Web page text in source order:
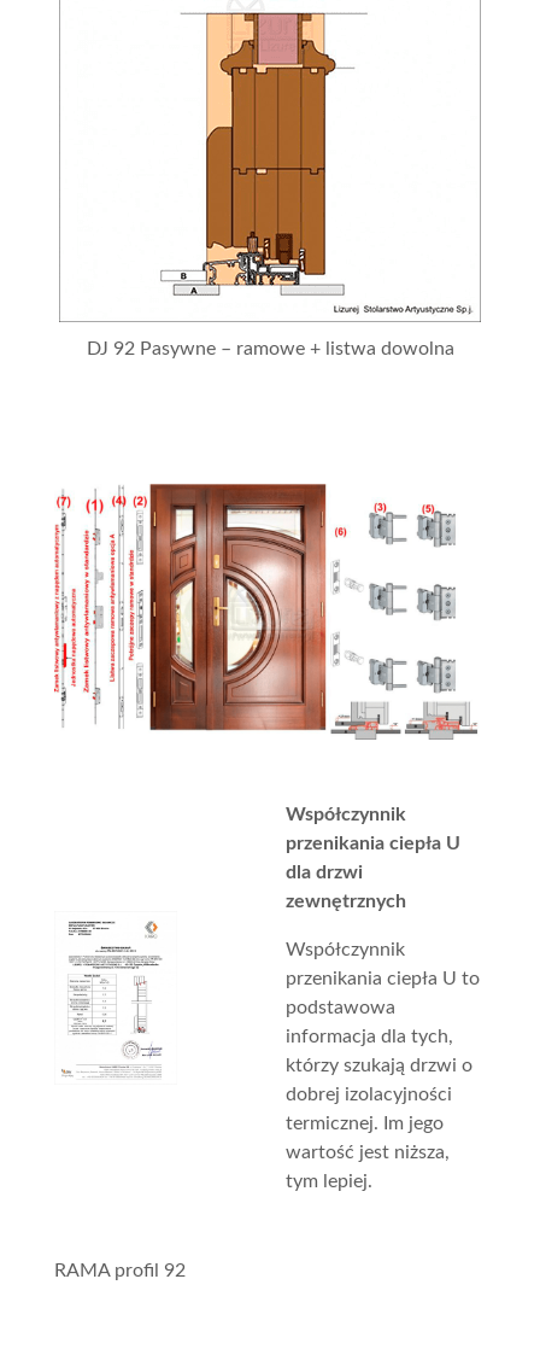
DJ 92 Pasywne – ramowe + listwa dowolna
Współczynnik
przenikania ciepła U
dla drzwi
zewnętrznych
Współczynnik
przenikania ciepła U to
podstawowa
informacja dla tych,
którzy szukają drzwi o
dobrej izolacyjności
termicznej. Im jego
wartość jest niższa,
tym lepiej.
RAMA profil 92